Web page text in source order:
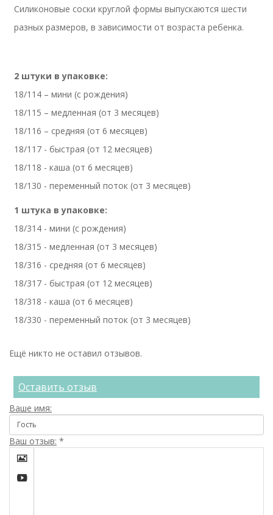
Силиконовые соски круглой формы выпускаются шести
разных размеров, в зависимости от возраста ребенка.
2 штуки в упаковке:
18/114 – мини (с рождения)
18/115 – медленная (от 3 месяцев)
18/116 – средняя (от 6 месяцев)
18/117 - быстрая (от 12 месяцев)
18/118 - каша (от 6 месяцев)
18/130 - переменный поток (от 3 месяцев)
1 штука в упаковке:
18/314 - мини (с рождения)
18/315 - медленная (от 3 месяцев)
18/316 - средняя (от 6 месяцев)
18/317 - быстрая (от 12 месяцев)
18/318 - каша (от 6 месяцев)
18/330 - переменный поток (от 3 месяцев)
Ещё никто не оставил отзывов.
Оставить отзыв
Ваше имя:
Ваш отзыв: *

